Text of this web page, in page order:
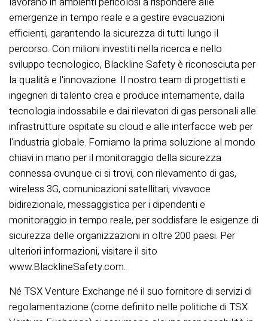
emergenze in tempo reale e a gestire evacuazioni
efficienti, garantendo la sicurezza di tutti lungo il
percorso. Con milioni investiti nella ricerca e nello
sviluppo tecnologico, Blackline Safety è riconosciuta per
la qualità e l'innovazione. Il nostro team di progettisti e
ingegneri di talento crea e produce internamente, dalla
tecnologia indossabile e dai rilevatori di gas personali alle
infrastrutture ospitate su cloud e alle interfacce web per
l'industria globale. Forniamo la prima soluzione al mondo
chiavi in mano per il monitoraggio della sicurezza
connessa ovunque ci si trovi, con rilevamento di gas,
wireless 3G, comunicazioni satellitari, vivavoce
bidirezionale, messaggistica per i dipendenti e
monitoraggio in tempo reale, per soddisfare le esigenze di
sicurezza delle organizzazioni in oltre 200 paesi. Per
ulteriori informazioni, visitare il sito
www.BlacklineSafety.com.
Né TSX Venture Exchange né il suo fornitore di servizi di
regolamentazione (come definito nelle politiche di TSX